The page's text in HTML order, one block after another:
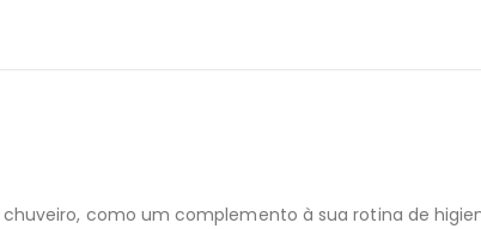
como um complemento à sua rotina de